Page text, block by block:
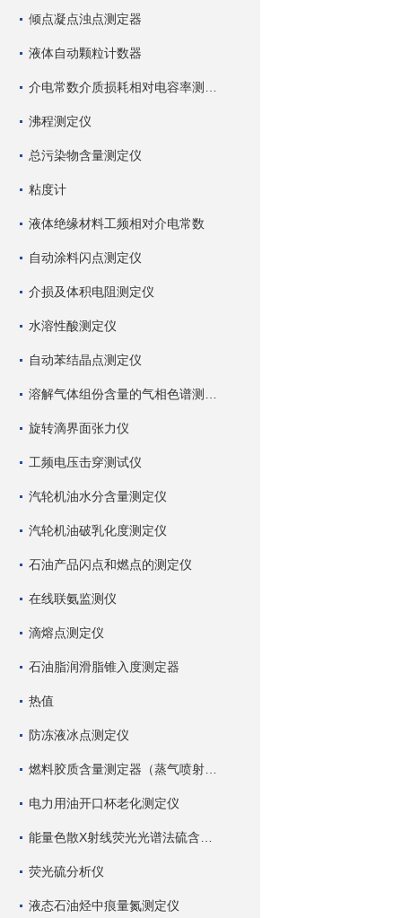
倾点凝点浊点测定器
液体自动颗粒计数器
沸程测定仪
总污染物含量测定仪
粘度计
液体绝缘材料工频相对介电常数
自动涂料闪点测定仪
介损及体积电阻测定仪
水溶性酸测定仪
自动苯结晶点测定仪
旋转滴界面张力仪
工频电压击穿测试仪
汽轮机油水分含量测定仪
汽轮机油破乳化度测定仪
石油产品闪点和燃点的测定仪
在线联氨监测仪
滴熔点测定仪
石油脂润滑脂锥入度测定器
热值
防冻液冰点测定仪
电力用油开口杯老化测定仪
荧光硫分析仪
液态石油烃中痕量氮测定仪